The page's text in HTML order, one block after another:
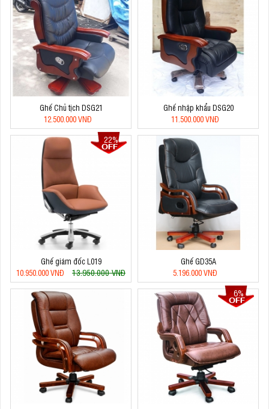
Ghế Chủ tịch DSG21
12.500.000 VNĐ
Ghế nhập khẩu DSG20
11.500.000 VNĐ
22%
Ghế giám đốc L019
10.950.000 VNĐ
13.950.000 VNĐ
Ghế GD35A
5.196.000 VNĐ
6%